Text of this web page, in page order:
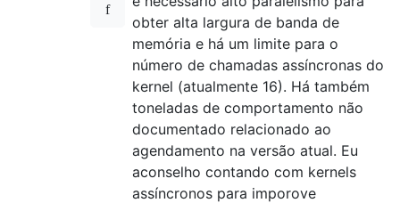
obter alta largura de banda de
memória e há um limite para o
número de chamadas assíncronas do
kernel (atualmente 16). Há também
toneladas de comportamento não
documentado relacionado ao
agendamento na versão atual. Eu
aconselho contando com kernels
assíncronos para imporove